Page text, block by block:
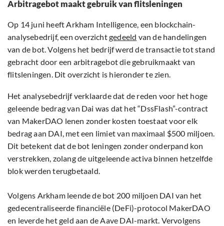
Arbitragebot maakt gebruik van flitsleningen
Op 14 juni heeft Arkham Intelligence, een blockchain-
analysebedrijf, een overzichtgedeeld van de handelingen
van de bot. Volgens het bedrijf werd de transactie tot stand
gebracht door een arbitragebot die gebruikmaakt van
flitsleningen. Dit overzicht is hieronder te zien.
Het analysebedrijf verklaarde dat de reden voor het hoge
geleende bedrag van Dai was dat het “DssFlash”-contract
van MakerDAO lenen zonder kosten toestaat voor elk
bedrag aan DAI, met een limiet van maximaal $500 miljoen.
Dit betekent dat de bot leningen zonder onderpand kon
verstrekken, zolang de uitgeleende activa binnen hetzelfde
blok werden terugbetaald.
Volgens Arkham leende de bot 200 miljoen DAI van het
gedecentraliseerde financiële (DeFi)-protocol MakerDAO
en leverde het geld aan de Aave DAI-markt. Vervolgens